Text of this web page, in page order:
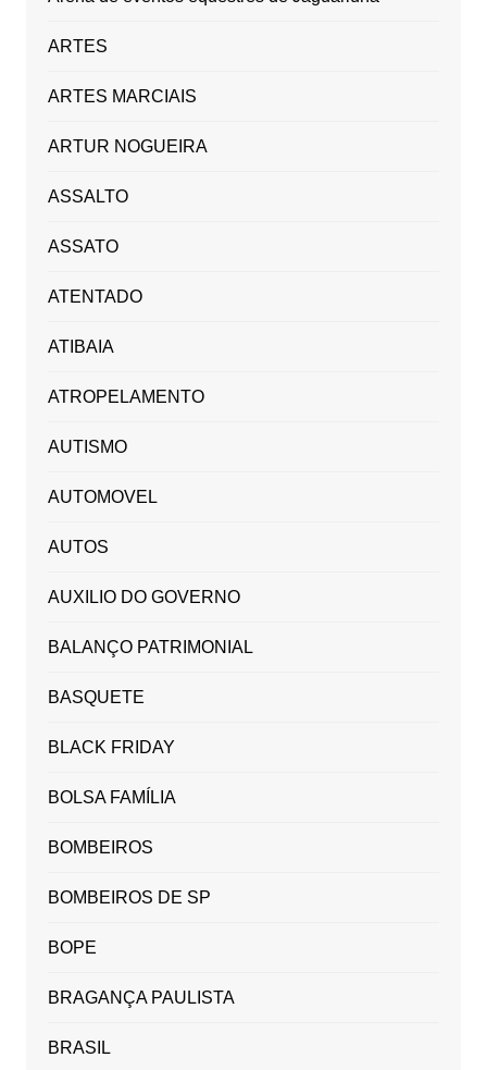
ARTES
ARTES MARCIAIS
ARTUR NOGUEIRA
ASSALTO
ASSATO
ATENTADO
ATIBAIA
ATROPELAMENTO
AUTISMO
AUTOMOVEL
AUTOS
AUXILIO DO GOVERNO
BALANÇO PATRIMONIAL
BASQUETE
BLACK FRIDAY
BOLSA FAMÍLIA
BOMBEIROS
BOMBEIROS DE SP
BOPE
BRAGANÇA PAULISTA
BRASIL